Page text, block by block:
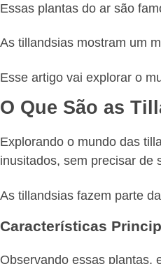
Essas plantas do ar são
As tillandsias mostram um
Esse artigo vai explorar o
O Que São as
Explorando o mundo das
inusitados, sem precisar de
As tillandsias fazem parte
Características
Observando essas plantas,